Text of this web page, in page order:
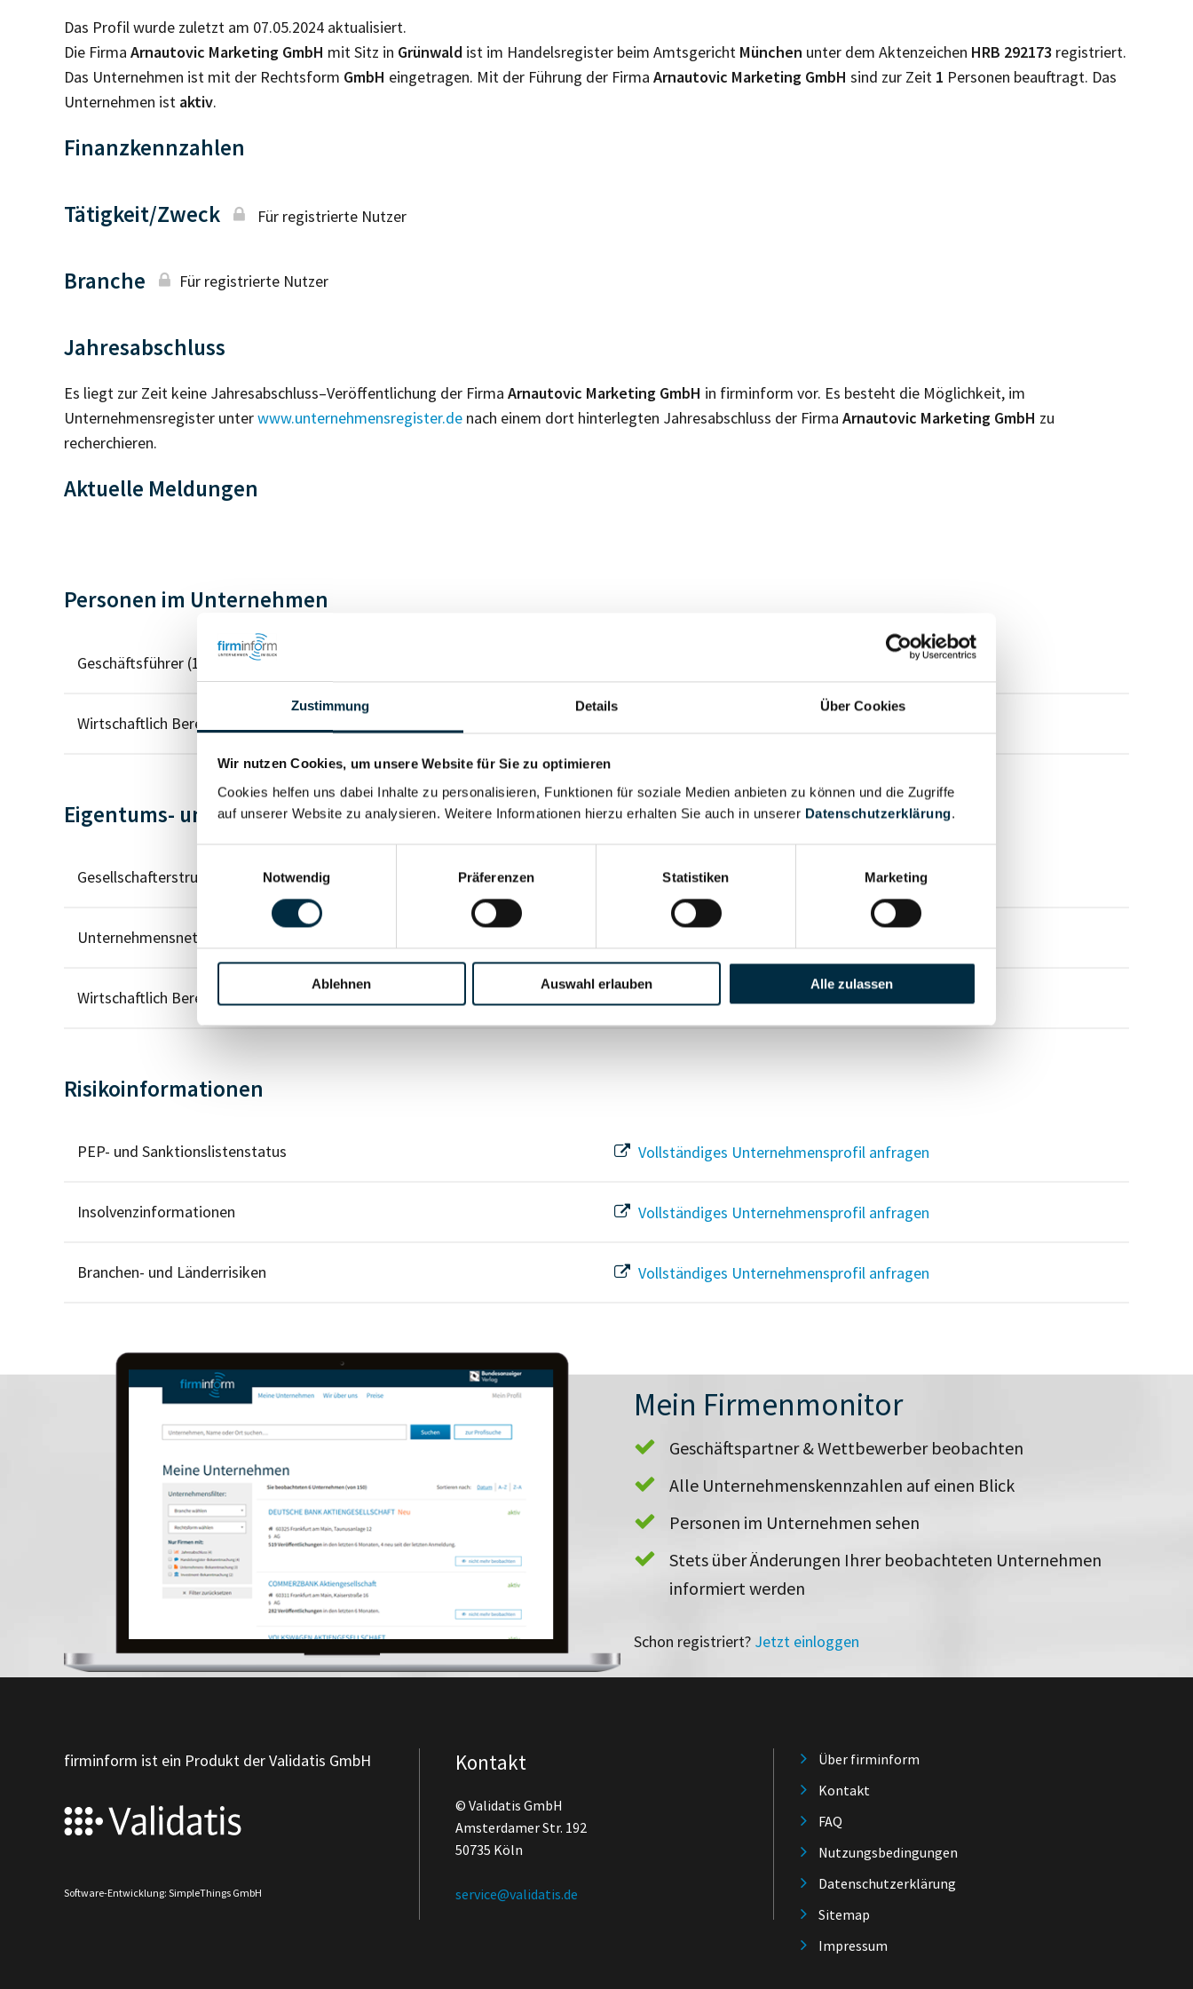
Zustimmung Details Über Cookies
Wir nutzen Cookies, um unsere Website für Sie zu optimieren
Cookies helfen uns dabei Inhalte zu personalisieren, Funktionen für soziale Medien anbieten zu können und die Zugriffe
auf unserer Website zu analysieren. Weitere Informationen hierzu erhalten Sie auch in unserer Datenschutzerklärung.
Notwendig
Präferenzen Statistiken Marketing
Ablehnen Auswahl erlauben Alle zulassen
Das Profil wurde zuletzt am 07.05.2024 aktualisiert.
Die Firma Arnautovic Marketing GmbH mit Sitz in Grünwald ist im Handelsregister beim Amtsgericht München unter dem Aktenzeichen HRB 292173 registriert.
Das Unternehmen ist mit der Rechtsform GmbH eingetragen. Mit der Führung der Firma Arnautovic Marketing GmbH sind zur Zeit 1 Personen beauftragt. Das
Unternehmen ist aktiv.
Finanzkennzahlen
Tätigkeit/Zweck Für registrierte Nutzer
Branche Für registrierte Nutzer
Jahresabschluss
Es liegt zur Zeit keine Jahresabschluss–Veröffentlichung der Firma Arnautovic Marketing GmbH in firminform vor. Es besteht die Möglichkeit, im
Unternehmensregister unterwww.unternehmensregister.de nach einem dort hinterlegten Jahresabschluss der Firma Arnautovic Marketing GmbH zu
recherchieren.
Aktuelle Meldungen
Personen im Unternehmen
Geschäftsführer (1)
Wirtschaftlich Berechtigter
Eigentums- und Kontrollstruktur
Gesellschafterstruktur Vollständiges Unternehmensprofil anfragen
Unternehmensnetzwerk
Wirtschaftlich Berechtigten Pfad Vollständiges Unternehmensprofil anfragen
Risikoinformationen
PEP- und Sanktionslistenstatus Vollständiges Unternehmensprofil anfragen
Insolvenzinformationen Vollständiges Unternehmensprofil anfragen
Branchen- und Länderrisiken Vollständiges Unternehmensprofil anfragen
Mein Firmenmonitor
Geschäftspartner & Wettbewerber beobachten
Alle Unternehmenskennzahlen auf einen Blick
Personen im Unternehmen sehen
Stets über Änderungen Ihrer beobachteten Unternehmen
informiert werden
Schon registriert? Jetzt einloggen
firminform ist ein Produkt der Validatis GmbH
Software-Entwicklung: SimpleThings GmbH
Kontakt
© Validatis GmbH
Amsterdamer Str. 192
50735 Köln
service@validatis.de
Über firminform
Kontakt
FAQ
Nutzungsbedingungen
Datenschutzerklärung
Sitemap
Impressum